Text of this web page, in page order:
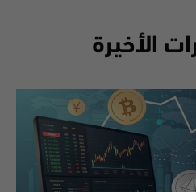
الأخيرة